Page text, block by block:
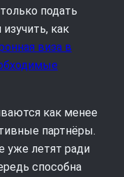
подать
как
виза в
как менее
партнёры.
уже летят ради
способна